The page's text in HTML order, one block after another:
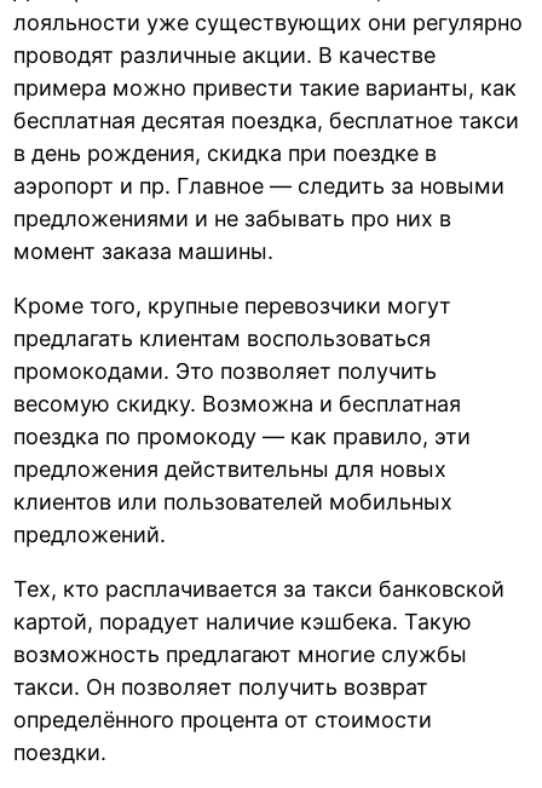
лояльности уже существующих они регулярно
проводят различные акции. В качестве
примера можно привести такие варианты, как
бесплатная десятая поездка, бесплатное такси
в день рождения, скидка при поездке в
аэропорт и пр. Главное — следить за новыми
предложениями и не забывать про них в
момент заказа машины.
Кроме того, крупные перевозчики могут
предлагать клиентам воспользоваться
промокодами. Это позволяет получить
весомую скидку. Возможна и бесплатная
поездка по промокоду — как правило, эти
предложения действительны для новых
клиентов или пользователей мобильных
предложений.
Тех, кто расплачивается за такси банковской
картой, порадует наличие кэшбека. Такую
возможность предлагают многие службы
такси. Он позволяет получить возврат
определённого процента от стоимости
поездки.